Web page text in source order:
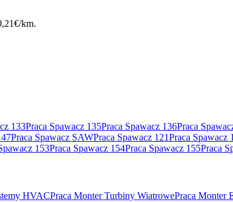
km.
133Praca Spawacz 135Praca Spawacz 136Praca
Praca Spawacz SAWPraca Spawacz 121Praca Spawacz
153Praca Spawacz 154Praca Spawacz 155Praca
HVACPraca Monter Turbiny WiatrowePraca Monter